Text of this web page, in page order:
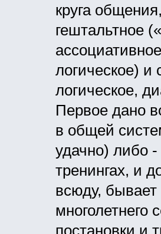
круга
гештальтное
логическое)
логическое,
Первое дано
в общей
удачно) либо
тренингах, и
всюду, бывает
многолетнего